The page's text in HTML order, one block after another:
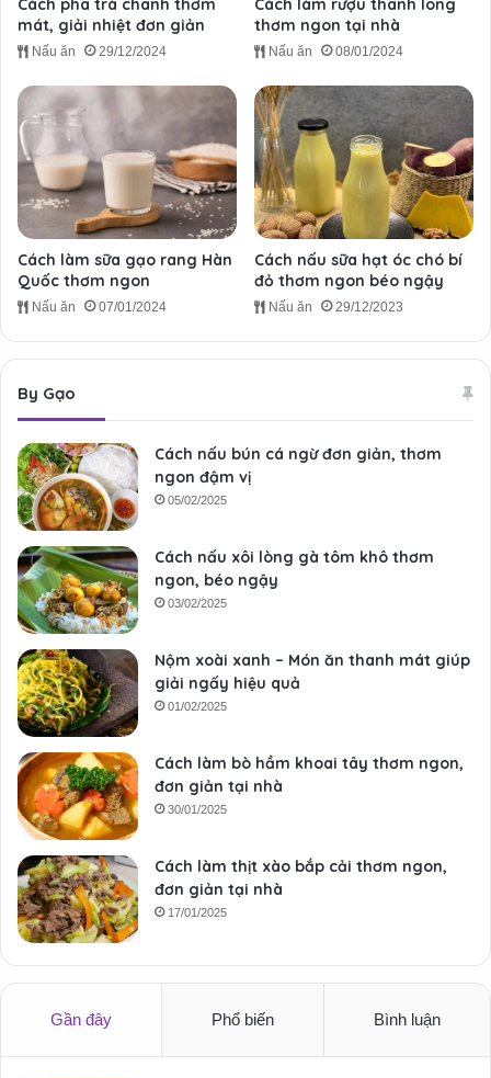
Cách pha trà chanh thơm
mát, giải nhiệt đơn giản
Nấu ăn 29/12/2024
Cách làm rượu thanh long
thơm ngon tại nhà
Nấu ăn 08/01/2024
Cách làm sữa gạo rang Hàn
Quốc thơm ngon
Nấu ăn 07/01/2024
Cách nấu sữa hạt óc chó bí
đỏ thơm ngon béo ngậy
Nấu ăn 29/12/2023
By Gạo
Cách nấu bún cá ngừ đơn giản, thơm
ngon đậm vị
05/02/2025
Cách nấu xôi lòng gà tôm khô thơm
ngon, béo ngậy
03/02/2025
Nộm xoài xanh – Món ăn thanh mát giúp
giải ngấy hiệu quả
01/02/2025
Cách làm bò hầm khoai tây thơm ngon,
đơn giản tại nhà
30/01/2025
Cách làm thịt xào bắp cải thơm ngon,
đơn giản tại nhà
17/01/2025
Gần đây Phổ biến Bình luận